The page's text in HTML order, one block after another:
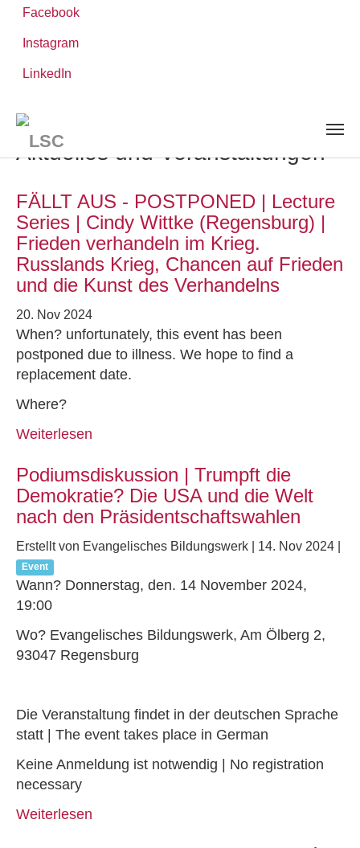
Facebook
Instagram
LinkedIn
Leibniz-WissenschaftsCampus
Aktuelles und Veranstaltungen
FÄLLT AUS - POSTPONED | Lecture
Series | Cindy Wittke (Regensburg) |
Frieden verhandeln im Krieg.
Russlands Krieg, Chancen auf Frieden
und die Kunst des Verhandelns
20. Nov 2024
When? unfortunately, this event has been
postponed due to illness. We hope to find a
replacement date.
Where?
Weiterlesen
Podiumsdiskussion | Trumpft die
Demokratie? Die USA und die Welt
nach den Präsidentschaftswahlen
Erstellt von Evangelisches Bildungswerk | 14. Nov 2024
Event
Wann? Donnerstag, den. 14 November 2024,
19:00
Wo? Evangelisches Bildungswerk, Am Ölberg 2,
93047 Regensburg
Die Veranstaltung findet in der deutschen Sprache
statt | The event takes place in German
Keine Anmeldung ist notwendig | No registration
necessary
Weiterlesen